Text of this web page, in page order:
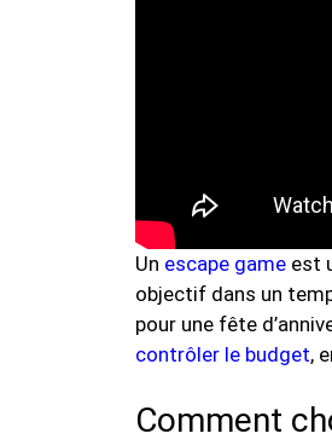
Un escape game est
objectif dans un
pour une fête
contrôler le budget,
Comment